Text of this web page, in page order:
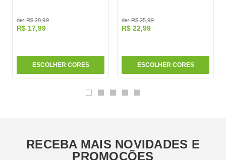
de:R$ 20,99
R$ 17,99
ESCOLHER CORES
de:R$ 25,99
R$ 22,99
ESCOLHER CORES
RECEBA MAIS NOVIDADES E
PROMOÇÕES